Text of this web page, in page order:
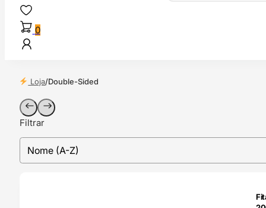
0
Loja/Double-Sided
Filtrar
sort
Sort content